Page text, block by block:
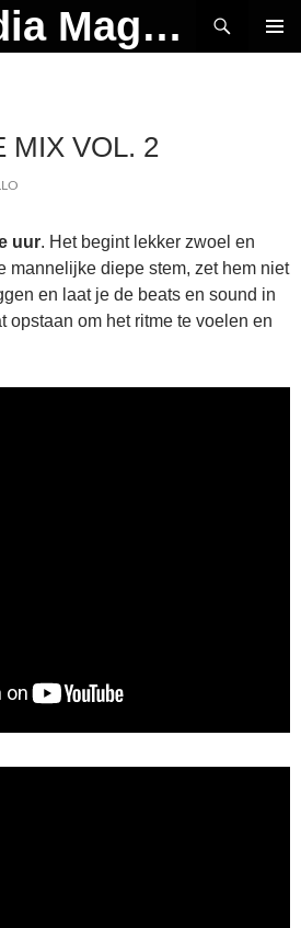
MAD Media Magazine
MIX VOL. 2
uur. Het begint lekker zwoel en
mannelijke diepe stem, zet hem niet
en laat je de beats en sound in
opstaan om het ritme te voelen en